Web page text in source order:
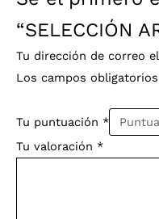
“SELECCIÓN
Tu dirección de correo
Los campos
Tu puntuación *
Tu valoración *